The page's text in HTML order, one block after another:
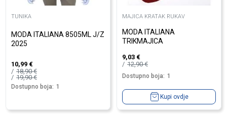
TUNIKA
MODA ITALIANA 8505ML J/Z
2025
10,99 €
18,90€
19,90€
Dostupno boja: 1
MAJICA KRATAK RUKAV
MODA ITALIANA
TRIKMAJICA
9,03 €
12,90€
Dostupno boja: 1
Kupi ovdje